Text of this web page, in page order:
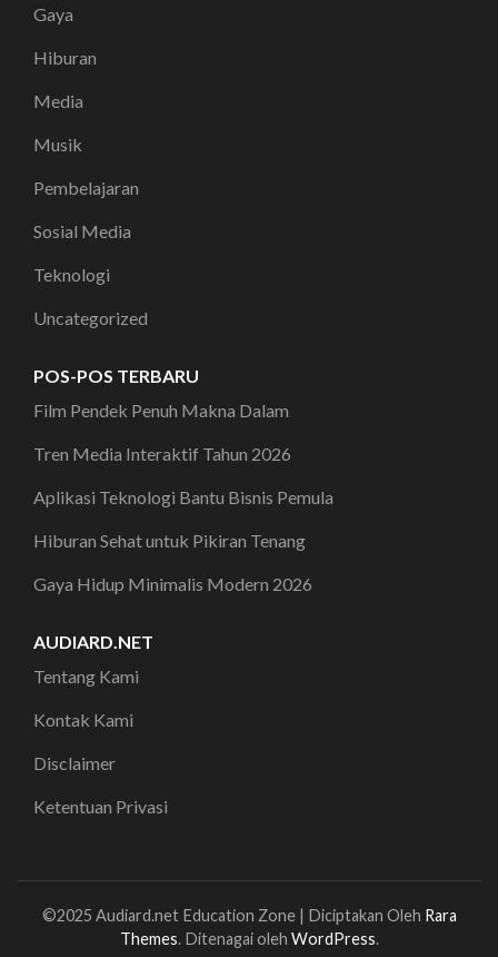
Gaya
Hiburan
Media
Musik
Pembelajaran
Sosial Media
Teknologi
Uncategorized
POS-POS TERBARU
Film Pendek Penuh Makna Dalam
Tren Media Interaktif Tahun 2026
Aplikasi Teknologi Bantu Bisnis Pemula
Hiburan Sehat untuk Pikiran Tenang
Gaya Hidup Minimalis Modern 2026
AUDIARD.NET
Tentang Kami
Kontak Kami
Disclaimer
Ketentuan Privasi
©2025 Audiard.net Education Zone | Diciptakan Oleh Rara
Themes. Ditenagai oleh WordPress.